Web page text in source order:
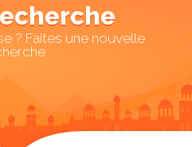
? Faites une nouvelle